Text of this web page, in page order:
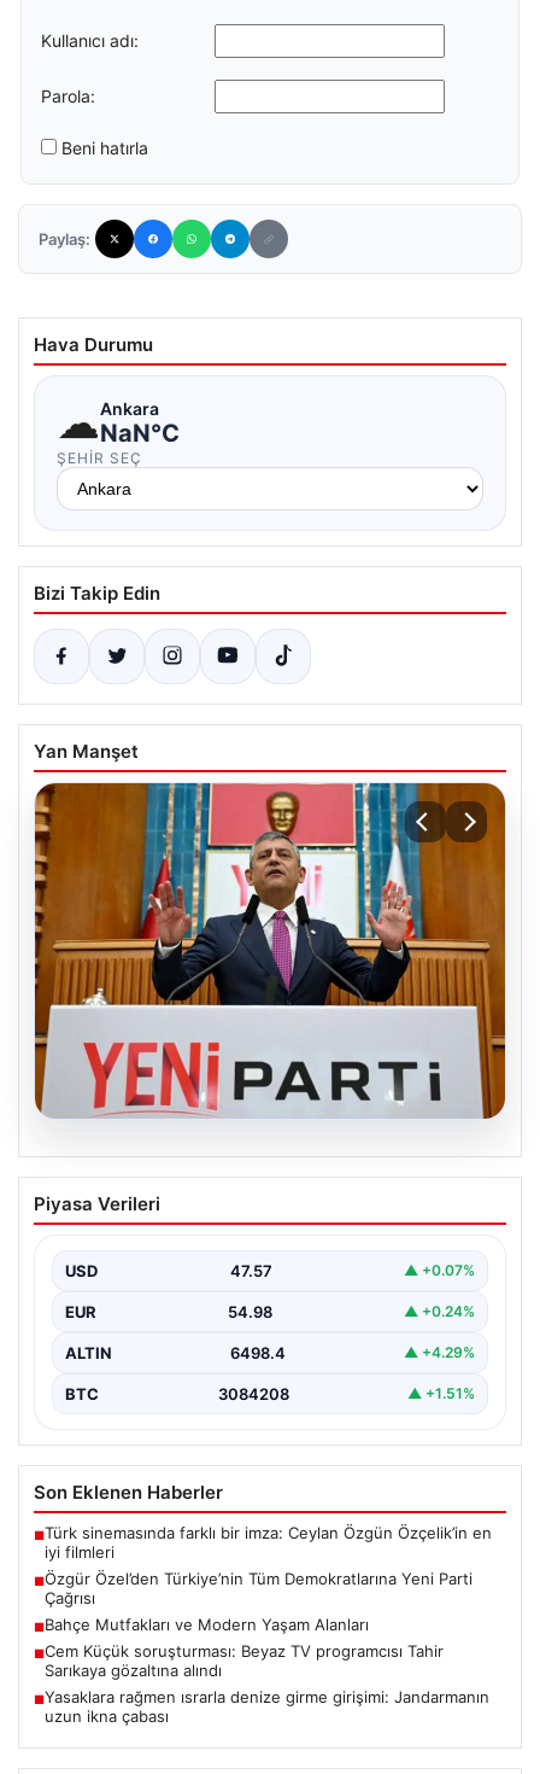
Kullanıcı adı:
Parola:
Beni hatırla
Paylaş:
Hava Durumu
☁Ankara
NaN°C
ŞEHIR SEÇ
Bizi Takip Edin
Yan Manşet
Özgür Özel’den Türkiye’nin Tüm
Demokratlarına Yeni Parti Çağrısı
Meclis'te gerçekleştirdiği ilk grup toplantısında önemli
açıklamalarda…
Piyasa Verileri
USD 47.57 ▲ +0.07%
EUR 54.98 ▲ +0.24%
ALTIN 6498.4 ▲ +4.29%
BTC 3084208 ▲ +1.51%
Son Eklenen Haberler
■Türk sinemasında farklı bir imza: Ceylan Özgün Özçelik’in en
iyi filmleri
■Özgür Özel’den Türkiye’nin Tüm Demokratlarına Yeni Parti
Çağrısı
■Bahçe Mutfakları ve Modern Yaşam Alanları
■Cem Küçük soruşturması: Beyaz TV programcısı Tahir
Sarıkaya gözaltına alındı
■Yasaklara rağmen ısrarla denize girme girişimi: Jandarmanın
uzun ikna çabası